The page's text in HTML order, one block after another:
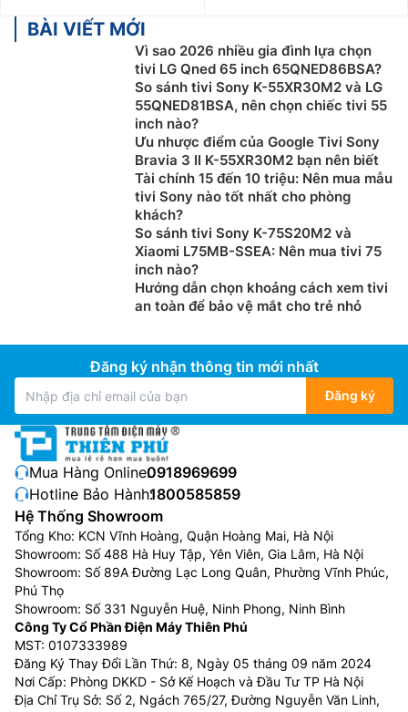
BÀI VIẾT MỚI
Vì sao 2026 nhiều gia đình lựa chọn
tivi LG Qned 65 inch 65QNED86BSA?
So sánh tivi Sony K-55XR30M2 và LG
55QNED81BSA, nên chọn chiếc tivi 55
inch nào?
Ưu nhược điểm của Google Tivi Sony
Bravia 3 II K-55XR30M2 bạn nên biết
Tài chính 15 đến 10 triệu: Nên mua mẫu
tivi Sony nào tốt nhất cho phòng
khách?
So sánh tivi Sony K-75S20M2 và
Xiaomi L75MB-SSEA: Nên mua tivi 75
inch nào?
Hướng dẫn chọn khoảng cách xem tivi
an toàn để bảo vệ mắt cho trẻ nhỏ
Đăng ký nhận thông tin mới nhất
Đăng ký
Mua Hàng Online:0918969699
Hotline Bảo Hành:1800585859
Hệ Thống Showroom
Tổng Kho: KCN Vĩnh Hoàng, Quận Hoàng Mai, Hà Nội
Showroom: Số 488 Hà Huy Tập, Yên Viên, Gia Lâm, Hà Nội
Showroom: Số 89A Đường Lạc Long Quân, Phường Vĩnh Phúc,
Phú Thọ
Showroom: Số 331 Nguyễn Huệ, Ninh Phong, Ninh Bình
Công Ty Cổ Phần Điện Máy Thiên Phú
MST: 0107333989
Đăng Ký Thay Đổi Lần Thứ: 8, Ngày 05 tháng 09 năm 2024
Nơi Cấp: Phòng DKKD - Sở Kế Hoạch và Đầu Tư TP Hà Nội
Địa Chỉ Trụ Sở: Số 2, Ngách 765/27, Đường Nguyễn Văn Linh,